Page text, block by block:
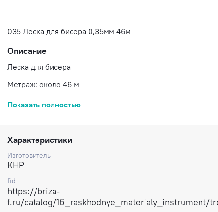
035 Леска для бисера 0,35мм 46м
Описание
Леска для бисера
Метраж: около 46 м
Размер: 0,35 мм
Доставка по России.
Показать полностью
Характеристики
Изготовитель
КНР
fid
https://briza-
f.ru/catalog/16_raskhodnye_materialy_instrument/